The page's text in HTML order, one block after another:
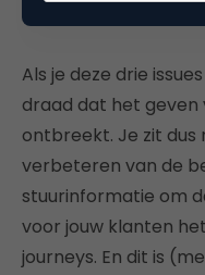
Als je deze drie
draad dat het geven
ontbreekt. Je zit dus
verbeteren van de
stuurinformatie om
voor jouw klanten
journeys. En dit is